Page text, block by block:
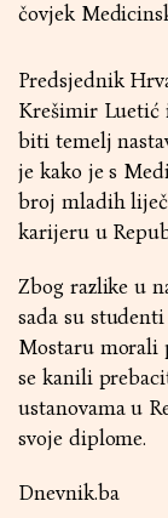
čovjek
Predsjednik
Krešimir Luetić
biti temelj
je kako je s
broj mladih
karijeru u
Zbog razlike u
sada su
Mostaru morali
se kanili
ustanovama u
svoje diplome.
Dnevnik.ba